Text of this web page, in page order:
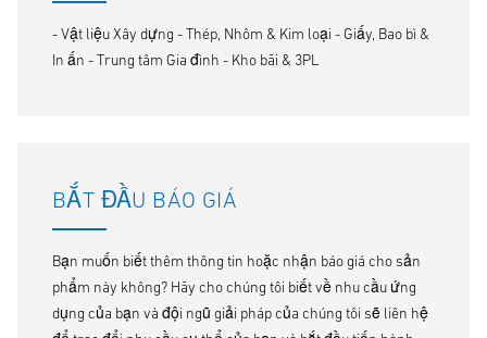
- Vật liệu Xây dựng - Thép, Nhôm & Kim loại - Giấy, Bao bì &
In ấn - Trung tâm Gia đình - Kho bãi & 3PL
BẮT ĐẦU BÁO GIÁ
Bạn muốn biết thêm thông tin hoặc nhận báo giá cho sản
phẩm này không? Hãy cho chúng tôi biết về nhu cầu ứng
dụng của bạn và đội ngũ giải pháp của chúng tôi sẽ liên hệ